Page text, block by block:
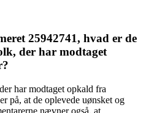
25942741, hvad er de
der har modtaget
har modtaget opkald fra
på, at de oplevede uønsket og